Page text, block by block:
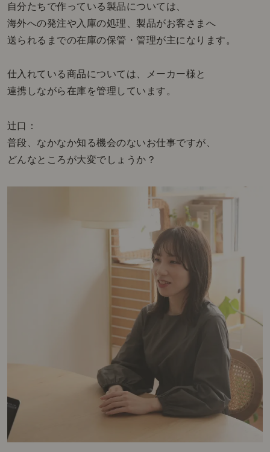
自分たちで作っている製品については、
海外への発注や入庫の処理、製品がお客さまへ
送られるまでの在庫の保管・管理が主になります。
仕入れている商品については、メーカー様と
連携しながら在庫を管理しています。
辻口：
普段、なかなか知る機会のないお仕事ですが、
どんなところが大変でしょうか？